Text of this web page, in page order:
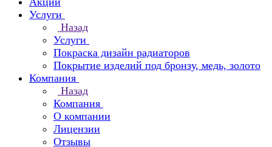
Услуги
Назад
Услуги
Покраска дизайн радиаторов
Покрытие изделий под бронзу, медь, золото
Компания
Назад
Компания
О компании
Лицензии
Отзывы